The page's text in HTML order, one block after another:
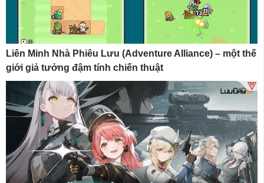
Liên Minh Nhà Phiêu Lưu (Adventure Alliance) – một thế
giới giả tưởng đậm tính chiến thuật